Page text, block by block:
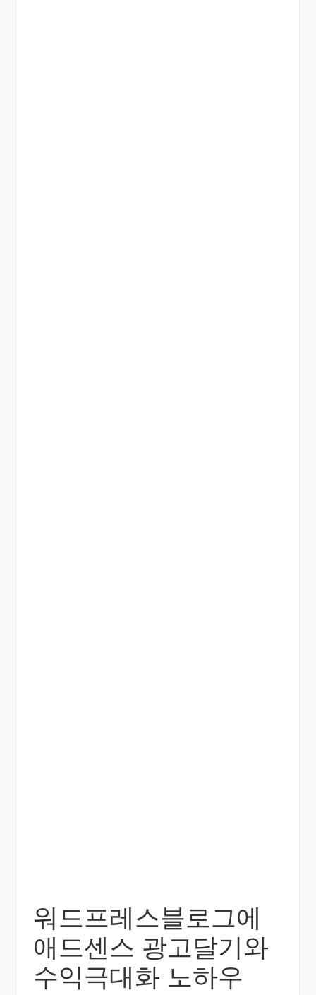
워드프레스블로그에
애드센스 광고달기와
수익극대화 노하우